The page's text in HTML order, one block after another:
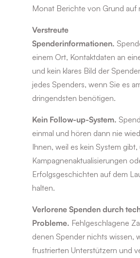
Monat Berichte von Grund auf
Verstreute
Spenderinformationen.
einem Ort, Kontaktdaten an
und kein klares Bild der
jedes Spenders, wenn Sie es
dringendsten benötigen.
Kein Follow-up-System.
einmal und hören dann nie
Ihnen, weil es kein System gibt,
Kampagnenaktualisierungen
Erfolgsgeschichten auf dem
halten.
Verlorene Spenden durch
Probleme. Fehlgeschlagene
denen Spender nichts wissen,
frustrierten Unterstützern und